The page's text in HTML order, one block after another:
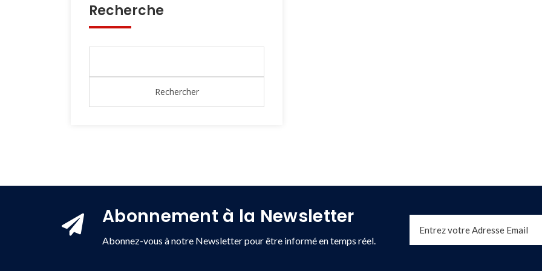
Recherche
Abonnement à la Newsletter
Abonnez-vous à notre Newsletter pour être informé en temps réel.